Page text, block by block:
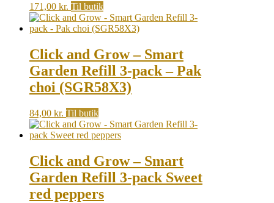
171,00 kr. Til butik
Click and Grow – Smart
Garden Refill 3-pack – Pak
choi (SGR58X3)
84,00 kr. Til butik
Click and Grow – Smart
Garden Refill 3-pack Sweet
red peppers